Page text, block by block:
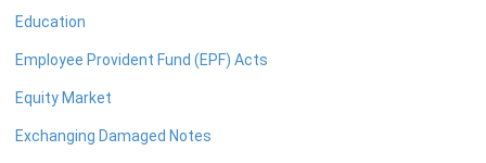
Financial Stability Review
Education
Employee Provident Fund (EPF) Acts
Equity Market
Exchanging Damaged Notes